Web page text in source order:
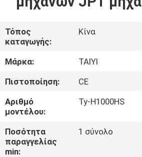
ΒΊΝΤΕΟ
ΣΧΕΤΙΚΆ
ΜΕ
ΕΜΆΣ
ΞΕΝΆΓΗΣΗ
ΣΤΟ
Τόπος
καταγωγής:
Κίνα
Μάρκα:
TAIYI
Πιστοποίηση:
CE
Αριθμό
μοντέλου:
Ty-H1000HS
Ποσότητα
παραγγελίας
min:
1 σύνολο